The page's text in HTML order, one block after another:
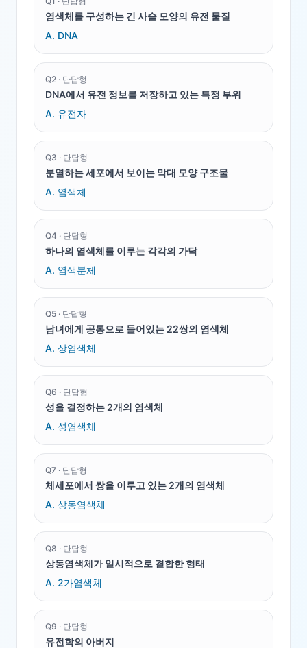
염색체를 구성하는 긴 사슬 모양의 유전 물질
A. DNA
Q2 · 단답형
DNA에서 유전 정보를 저장하고 있는 특정 부위
A. 유전자
Q3 · 단답형
분열하는 세포에서 보이는 막대 모양 구조물
A. 염색체
Q4 · 단답형
하나의 염색체를 이루는 각각의 가닥
A. 염색분체
Q5 · 단답형
남녀에게 공통으로 들어있는 22쌍의 염색체
A. 상염색체
Q6 · 단답형
성을 결정하는 2개의 염색체
A. 성염색체
Q7 · 단답형
체세포에서 쌍을 이루고 있는 2개의 염색체
A. 상동염색체
Q8 · 단답형
상동염색체가 일시적으로 결합한 형태
A. 2가염색체
Q9 · 단답형
유전학의 아버지